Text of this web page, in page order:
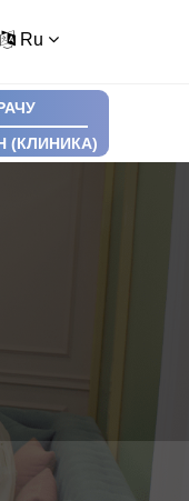
Ru
(КЛИНИКА)